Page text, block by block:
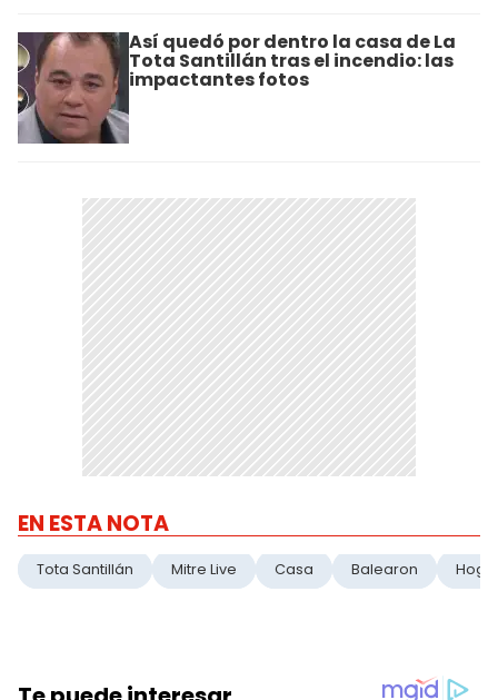
Así quedó por dentro la casa de La
Tota Santillán tras el incendio: las
impactantes fotos
EN ESTA NOTA
Tota Santillán Mitre Live Casa Balearon